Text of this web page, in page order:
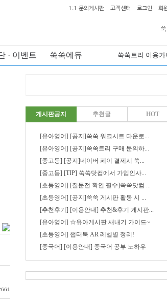
1:1 문의게시판 고객센터 로그인 회
· 이벤트 쑥쑥에듀 쑥쑥트리 이용가
게시판공지 추천글 HOT
[유아영어] [공지]쑥쑥 워크시트 다운로...
[유아영어] [공지]쑥쑥트리 구매 문의하...
[중고등] [공지]네이버 페이 결제시 쑥...
[중고등] [TIP] 쑥쑥닷컴에서 가입인사...
[초등영어] [질문전 확인 필수]쑥쑥닷컴 ...
[초등영어] [공지]쑥쑥 게시판 활동 시 ...
[추천후기] [이용안내] 추천&후기 게시판...
[유아영어] ☆유아게시판 새내기 가이드~
[초등영어] 챕터북 AR 레벨별 정리!
[중국어] [이용안내] 중국어 공부 노하우